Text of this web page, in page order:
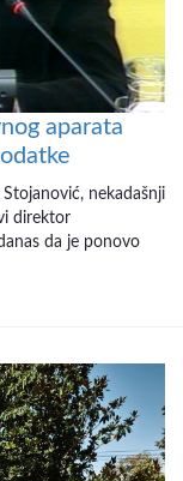
aparata
nekadašnji
direktor
da je ponovo